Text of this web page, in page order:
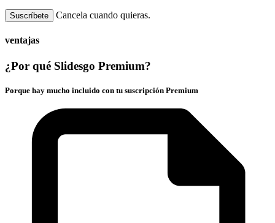
Suscríbete Cancela cuando quieras.
ventajas
¿Por qué Slidesgo Premium?
Porque hay mucho incluido con tu suscripción Premium